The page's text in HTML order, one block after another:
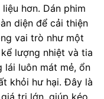
hơn. Dán phim
diện để cải thiện
vai trò như một
lượng nhiệt và tia
lái luôn mát mẻ, ổn
khỏi hư hại. Đây là
trị lớn, giúp kéo